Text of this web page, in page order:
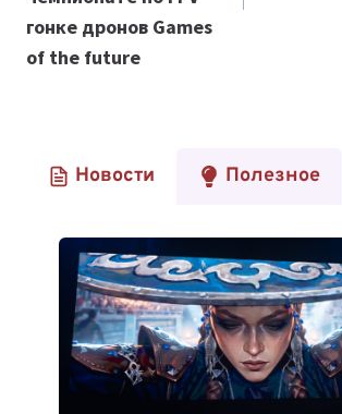
гонке дронов Games
of the future
Новости Полезное